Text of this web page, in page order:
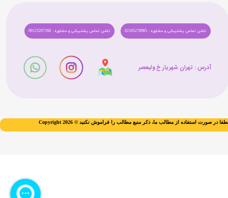
تلفن تماس پشتیبانی و مشاوره : 09123207268 تلفن تماس پشتیبانی و مشاوره : 02165278985
آدرس : تهران شهریار خ ولیعصر​​​​​​​